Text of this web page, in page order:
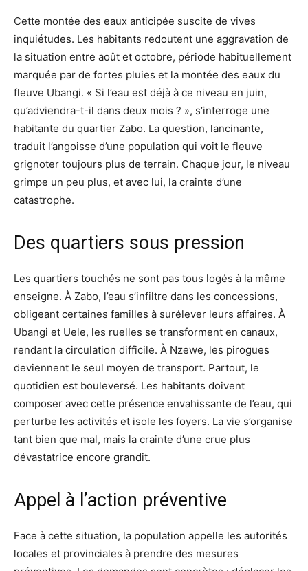
Cette montée des eaux anticipée suscite de vives
inquiétudes. Les habitants redoutent une aggravation de
la situation entre août et octobre, période habituellement
marquée par de fortes pluies et la montée des eaux du
fleuve Ubangi. « Si l’eau est déjà à ce niveau en juin,
qu’adviendra-t-il dans deux mois ? », s’interroge une
habitante du quartier Zabo. La question, lancinante,
traduit l’angoisse d’une population qui voit le fleuve
grignoter toujours plus de terrain. Chaque jour, le niveau
grimpe un peu plus, et avec lui, la crainte d’une
catastrophe.
Des quartiers sous pression
Les quartiers touchés ne sont pas tous logés à la même
enseigne. À Zabo, l’eau s’infiltre dans les concessions,
obligeant certaines familles à surélever leurs affaires. À
Ubangi et Uele, les ruelles se transforment en canaux,
rendant la circulation difficile. À Nzewe, les pirogues
deviennent le seul moyen de transport. Partout, le
quotidien est bouleversé. Les habitants doivent
composer avec cette présence envahissante de l’eau, qui
perturbe les activités et isole les foyers. La vie s’organise
tant bien que mal, mais la crainte d’une crue plus
dévastatrice encore grandit.
Appel à l’action préventive
Face à cette situation, la population appelle les autorités
locales et provinciales à prendre des mesures